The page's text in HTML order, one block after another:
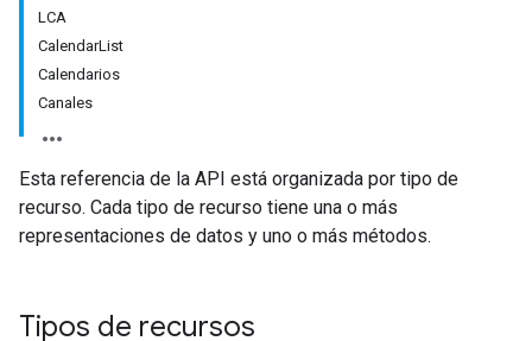
LCA
CalendarList
Calendarios
Canales
Esta referencia de la API está organizada por tipo de
recurso. Cada tipo de recurso tiene una o más
representaciones de datos y uno o más métodos.
Tipos de recursos